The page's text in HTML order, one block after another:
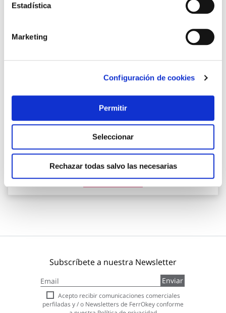
Estadística
Marketing
Configuración de cookies
Permitir
Seleccionar
Rechazar todas salvo las necesarias
49,95 €
Añadir al carrito
Subscríbete a nuestra Newsletter
a
nuestro
boletín
de
Enviar
Acepto recibir comunicaciones comerciales
perfiladas y / o Newsletters de FerrOkey conforme